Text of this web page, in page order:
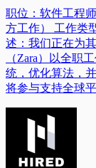
职位：软件工程
方工作） 工作类
述：我们正在为
（Zara）以全职
统，优化算法，
将参与支持全球